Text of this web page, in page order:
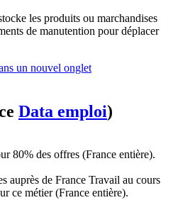
les produits ou marchandises
de manutention pour déplacer
un nouvel onglet
Data emploi)
80% des offres (France entière).
auprès de France Travail au cours
ce métier (France entière).